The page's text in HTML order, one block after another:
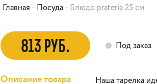
Главная - Посуда- Блюдо prateria 25 см
813 РУБ. Под заказ
Описание товара
Наша тарелка